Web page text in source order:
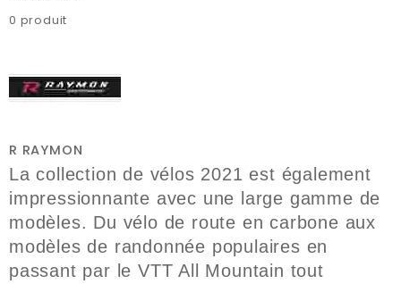
0 produit
R RAYMON
La collection de vélos 2021 est également
impressionnante avec une large gamme de
modèles. Du vélo de route en carbone aux
modèles de randonnée populaires en
passant par le VTT All Mountain tout